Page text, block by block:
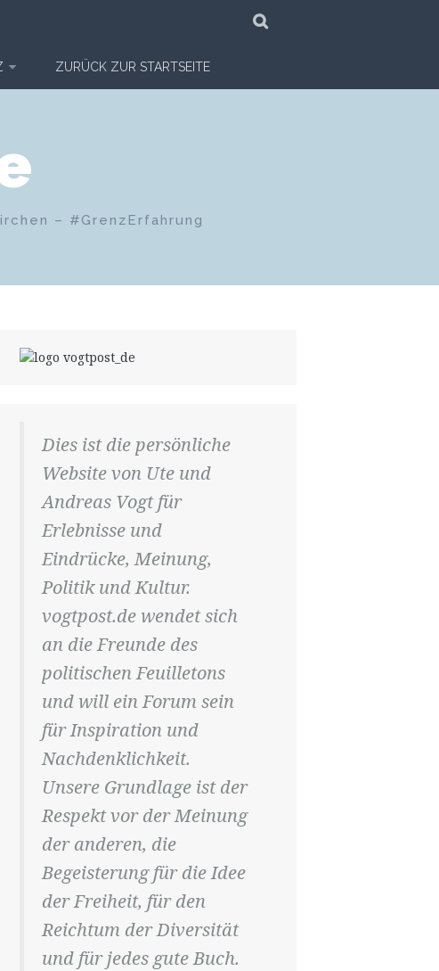
ZURÜCK ZUR STARTSEITE
– #GrenzErfahrung
Dies ist die persönliche
Website von Ute und
Andreas Vogt für
Erlebnisse und
Eindrücke, Meinung,
Politik und Kultur.
vogtpost.de wendet sich
an die Freunde des
politischen Feuilletons
und will ein Forum sein
für Inspiration und
Nachdenklichkeit.
Unsere Grundlage ist der
Respekt vor der Meinung
der anderen, die
Begeisterung für die Idee
der Freiheit, für den
Reichtum der Diversität
und für jedes gute Buch.